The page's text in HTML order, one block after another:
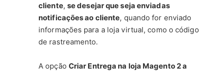
cliente, se desejar que seja enviadas
notificações ao cliente, quando for enviado
informações para a loja virtual, como o código
de rastreamento.
A opção Criar Entrega na loja Magento 2 a